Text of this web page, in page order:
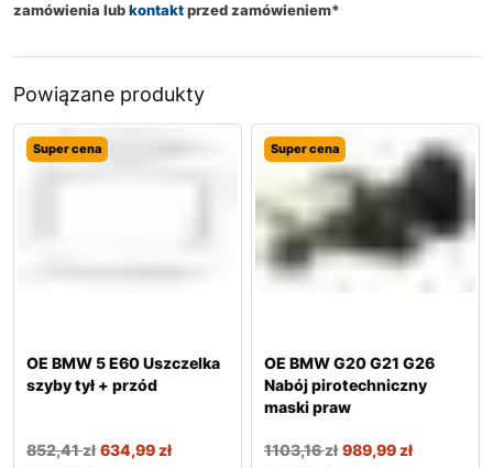
zamówienia lubkontaktprzed zamówieniem*
Powiązane produkty
Super cena
OE BMW 5 E60 Uszczelka
szyby tył + przód
852,41zł 634,99zł
Super cena
OE BMW G20 G21 G26
Nabój pirotechniczny
maski praw
1103,16zł 989,99zł